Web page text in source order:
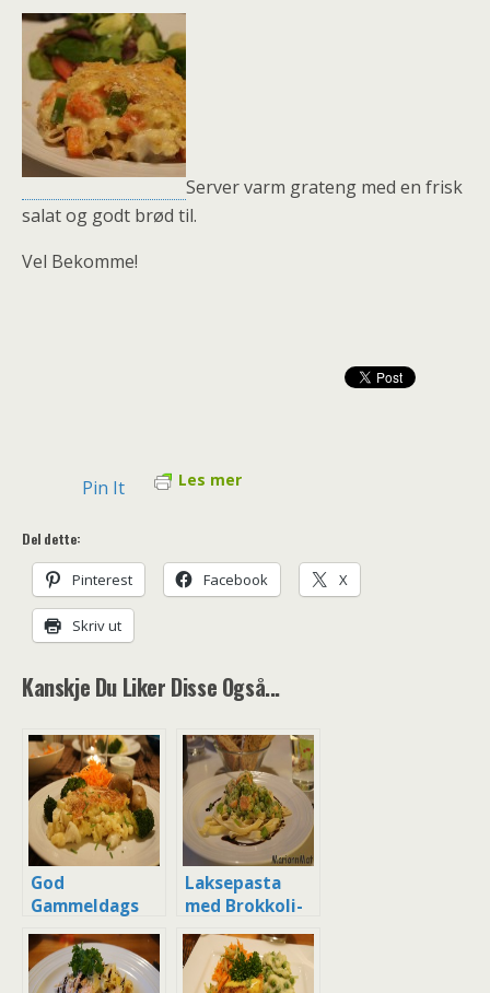
Server varm grateng med en frisk
salat og godt brød til.
Vel Bekomme!
Pin It Les mer
Del dette:
Pinterest Facebook X
Skriv ut
Kanskje Du Liker Disse Også...
God
Gammeldags
Fiskegrateng
Laksepasta
med Brokkoli-
og
Purreløksaus